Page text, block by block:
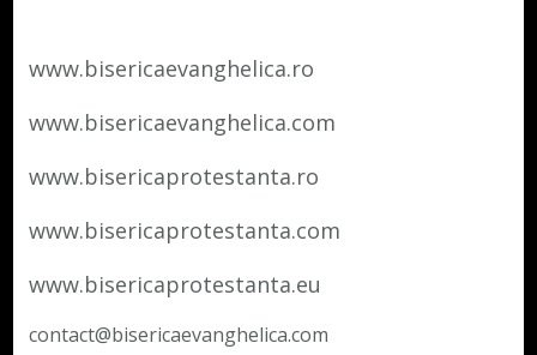
www.bisericaevanghelica.ro
www.bisericaevanghelica.com
www.bisericaprotestanta.ro
www.bisericaprotestanta.com
www.bisericaprotestanta.eu
contact@bisericaevanghelica.com